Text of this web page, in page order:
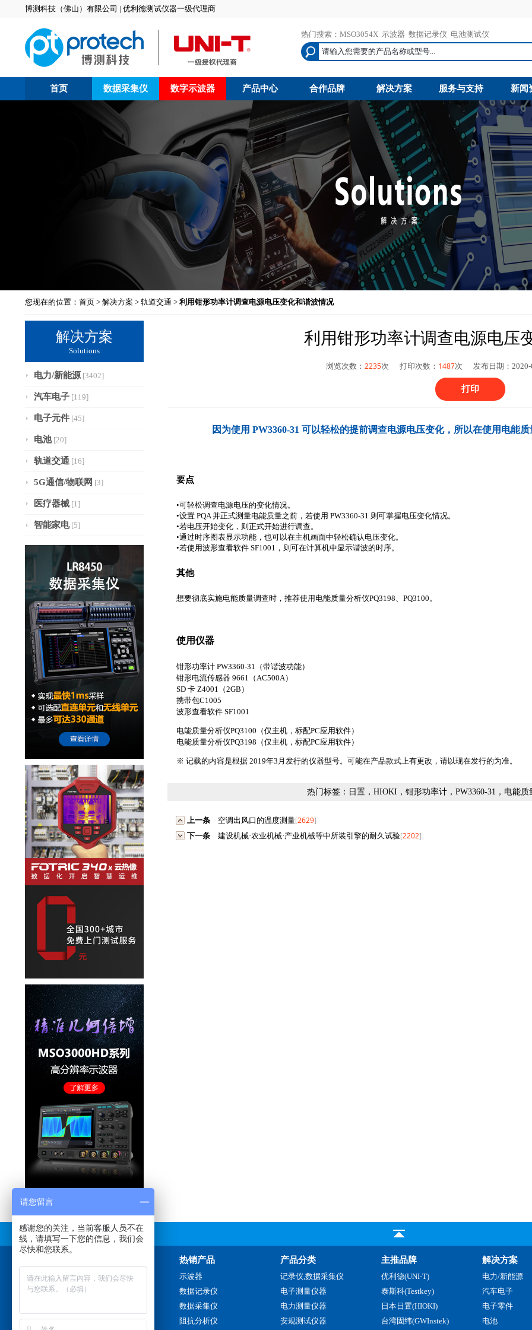
博测科技（佛山）有限公司 | 优利德测试仪器一级代理商
热门搜索： MSO3054X 示波器 数据记录仪 电池测试仪
首页 数据采集仪 数字示波器 产品中心 合作品牌 解决方案 服务与支持 新闻
您现在的位置： 首页 > 解决方案 > 轨道交通 > 利用钳形功率计调查电源电压变化和谐波情况
解决方案
Solutions
电力/新能源 [3402]
汽车电子 [119]
电子元件 [45]
电池 [20]
轨道交通 [16]
5G通信/物联网 [3]
医疗器械 [1]
智能家电 [5]
利用钳形功率计调查电源电压
浏览次数： 2235次 打印次数： 1487次 发布日期：
打印
因为使用 PW3360-31 可以轻松的提前调查电源电压变化，所以在使用电能
要点
•可轻松调查电源电压的变化情况。
•设置 PQA 并正式测量电能质量之前，若使用 PW3360-31 则可掌握电压变化情况。
•若电压开始变化，则正式开始进行调查。
•通过时序图表显示功能，也可以在主机画面中轻松确认电压变化。
•若使用波形查看软件 SF1001，则可在计算机中显示谐波的时序。
其他
想要彻底实施电能质量调查时，推荐使用电能质量分析仪PQ3198、PQ3100。
使用仪器
钳形功率计 PW3360-31（带谐波功能）
钳形电流传感器 9661（AC500A）
SD 卡 Z4001（2GB）
携带包C1005
波形查看软件 SF1001
电能质量分析仪PQ3100（仅主机，标配PC应用软件）
电能质量分析仪PQ3198（仅主机，标配PC应用软件）
※ 记载的内容是根据 2019年3月发行的仪器型号。可能在产品款式上有更改，请以现在发行的为准。
热门标签：日置，HIOKI，钳形功率计，PW3360-31，电能质
上一条 空调出风口的温度测量[2629]
下一条 建设机械·农业机械·产业机械等中所装引擎的耐久试验[2202]
销售热线：
180 3884 5217
传真：
热销产品
示波器
数据记录仪
数据采集仪
阻抗分析仪
产品分类
记录仪,数据采集仪
电子测量仪器
电力测量仪器
安规测试仪器
主推品牌
优利德(UNI-T)
泰斯科(Testkey)
日本日置(HIOKI)
台湾固纬(GWInstek)
解决方案
电力/新能源
汽车电子
电子零件
电池
请您留言
感谢您的关注，当前客服人员不在
线，请填写一下您的信息，我们会
尽快和您联系。